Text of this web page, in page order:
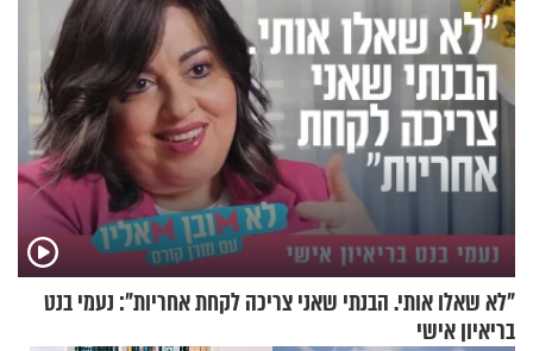
"לא שאלו אותי. הבנתי שאני צריכה לקחת אחריות": נעמי בנט
בריאיון אישי